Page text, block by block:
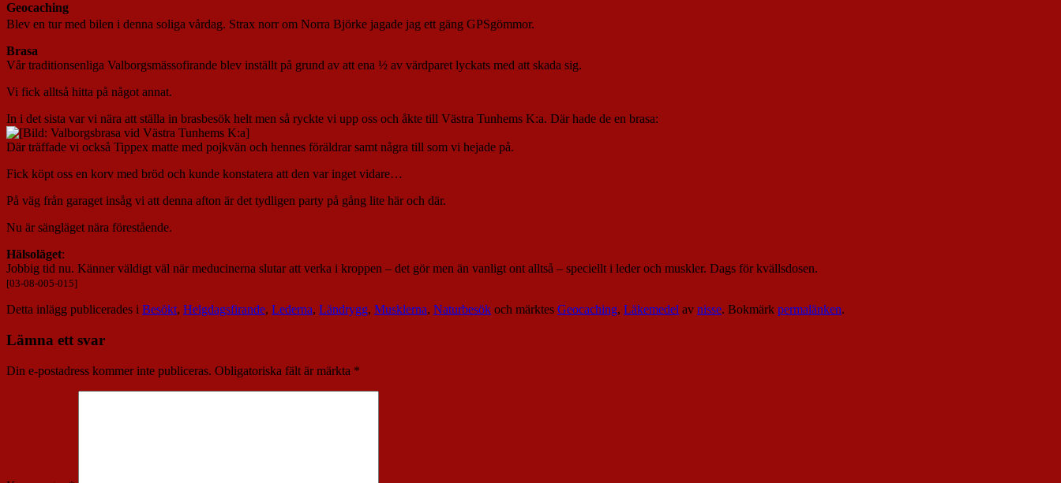
Geocaching
Blev en tur med bilen i denna soliga vårdag. Strax norr om Norra Björke jagade jag ett gäng GPSgömmor.
Brasa
Vår traditionsenliga Valborgsmässofirande blev inställt på grund av att ena ½ av värdparet lyckats med att skada sig.
Vi fick alltså hitta på något annat.
In i det sista var vi nära att ställa in brasbesök helt men så ryckte vi upp oss och åkte till Västra Tunhems K:a. Där hade de en brasa:
Där träffade vi också Tippex matte med pojkvän och hennes föräldrar samt några till som vi hejade på.
Fick köpt oss en korv med bröd och kunde konstatera att den var inget vidare…
På väg från garaget insåg vi att denna afton är det tydligen party på gång lite här och där.
Nu är sängläget nära förestående.
Hälsoläget:
Jobbig tid nu. Känner väldigt väl när meducinerna slutar att verka i kroppen – det gör men än vanligt ont alltså – speciellt i leder och muskler. Dags för kvällsdosen.
[03-08-005-015]
Detta inlägg publicerades i Besökt, Helgdagsfirande, Lederna, Ländrygg, Musklerna, Naturbesök och märktes Geocaching, Läkemedel av nisse. Bokmärk permalänken.
Lämna ett svar
Din e-postadress kommer inte publiceras. Obligatoriska fält är märkta *